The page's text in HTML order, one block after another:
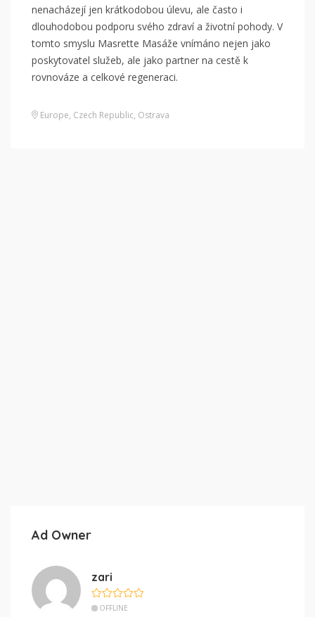
nenacházejí jen krátkodobou úlevu, ale často i
dlouhodobou podporu svého zdraví a životní pohody. V
tomto smyslu Masrette Masáže vnímáno nejen jako
poskytovatel služeb, ale jako partner na cestě k
rovnováze a celkové regeneraci.
Europe, Czech Republic, Ostrava
Ad Owner
zari
OFFLINE